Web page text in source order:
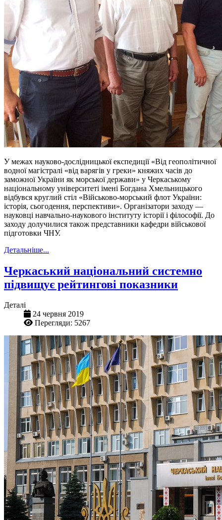
У межах науково-дослідницької експедиції «Від геополітичної
водної магістралі «від варягів у греки» княжих часів до
заможної України як морської держави» у Черкаському
національному університеті імені Богдана Хмельницького
відбувся круглий стіл «Військово-морський флот України:
історія, сьогодення, перспективи». Організатори заходу —
науковці навчально-наукового інституту історії і філософії. До
заходу долучилися також представники кафедри військової
підготовки ЧНУ.
Детальніше...
Черкаський національний системно
підвищує рейтингові показники
Деталі
24 червня 2019
Перегляди: 5267